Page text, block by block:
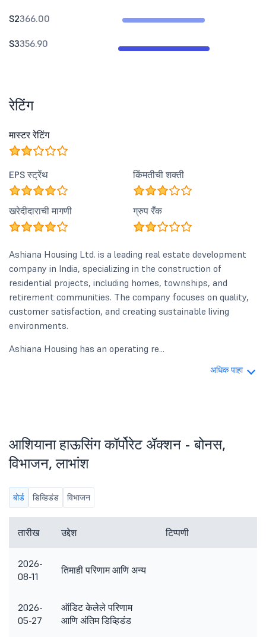
S2366.00
S3356.90
रेटिंग
मास्टर रेटिंग
EPS स्ट्रेंथ किंमतीची शक्ती
खरेदीदाराची मागणी ग्रुप रँक
Ashiana Housing Ltd. is a leading real estate development
company in India, specializing in the construction of
residential projects, including homes, townships, and
retirement communities. The company focuses on quality,
customer satisfaction, and creating sustainable living
environments.
Ashiana Housing has an operating re...
अधिक पाहा
आशियाना हाऊसिंग कॉर्पोरेट ॲक्शन - बोनस,
विभाजन, लाभांश
बोर्ड डिव्हिडंड विभाजन
तारीख उद्देश टिप्पणी
2026-
08-11
तिमाही परिणाम आणि अन्य
2026-
05-27
ऑडिट केलेले परिणाम
आणि अंतिम डिव्हिडंड